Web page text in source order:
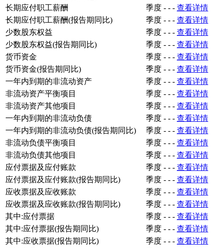
长期应付职工薪酬
季度 - - - 查看详情
长期应付职工薪酬(报告期同比)
季度 - - - 查看详情
少数股东权益
季度 - - - 查看详情
少数股东权益(报告期同比)
季度 - - - 查看详情
货币资金
季度 - - - 查看详情
货币资金(报告期同比)
季度 - - - 查看详情
一年内到期的非流动资产
季度 - - - 查看详情
非流动资产平衡项目
季度 - - - 查看详情
非流动资产其他项目
季度 - - - 查看详情
一年内到期的非流动负债
季度 - - - 查看详情
一年内到期的非流动负债(报告期同比)
季度 - - - 查看详情
非流动负债平衡项目
季度 - - - 查看详情
非流动负债其他项目
季度 - - - 查看详情
应付票据及应付账款
季度 - - - 查看详情
应付票据及应付账款(报告期同比)
季度 - - - 查看详情
应收票据及应收账款
季度 - - - 查看详情
应收票据及应收账款(报告期同比)
季度 - - - 查看详情
其中:应付票据
季度 - - - 查看详情
其中:应付票据(报告期同比)
季度 - - - 查看详情
其中:应收票据(报告期同比)
季度 - - - 查看详情